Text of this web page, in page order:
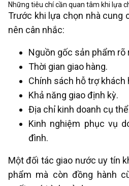
Những tiêu chí cần quan tâm khi lựa
Trước khi lựa chọn nhà cung
nên cân nhắc:
Nguồn gốc sản phẩm rõ
Thời gian giao hàng.
Chính sách hỗ trợ khách
Khả năng giao định kỳ.
Địa chỉ kinh doanh cụ
Kinh nghiệm phục vụ
đình.
Một đối tác giao nước uy tín
phẩm mà còn đồng hành